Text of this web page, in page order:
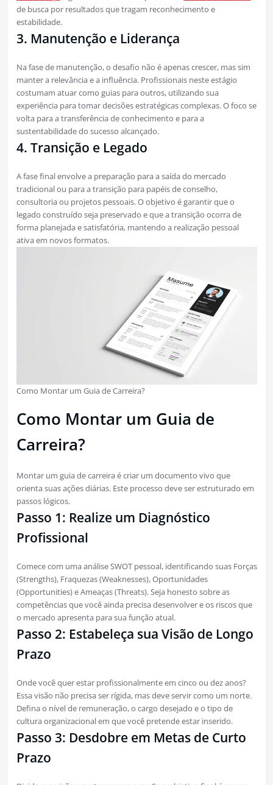
de busca por resultados que tragam reconhecimento e
estabilidade.
3. Manutenção e Liderança
Na fase de manutenção, o desafio não é apenas crescer, mas sim
manter a relevância e a influência. Profissionais neste estágio
costumam atuar como guias para outros, utilizando sua
experiência para tomar decisões estratégicas complexas. O foco se
volta para a transferência de conhecimento e para a
sustentabilidade do sucesso alcançado.
4. Transição e Legado
A fase final envolve a preparação para a saída do mercado
tradicional ou para a transição para papéis de conselho,
consultoria ou projetos pessoais. O objetivo é garantir que o
legado construído seja preservado e que a transição ocorra de
forma planejada e satisfatória, mantendo a realização pessoal
ativa em novos formatos.
Como Montar um Guia de Carreira?
Como Montar um Guia de
Carreira?
Montar um guia de carreira é criar um documento vivo que
orienta suas ações diárias. Este processo deve ser estruturado em
passos lógicos.
Passo 1: Realize um Diagnóstico
Profissional
Comece com uma análise SWOT pessoal, identificando suas Forças
(Strengths), Fraquezas (Weaknesses), Oportunidades
(Opportunities) e Ameaças (Threats). Seja honesto sobre as
competências que você ainda precisa desenvolver e os riscos que
o mercado apresenta para sua função atual.
Passo 2: Estabeleça sua Visão de Longo
Prazo
Onde você quer estar profissionalmente em cinco ou dez anos?
Essa visão não precisa ser rígida, mas deve servir como um norte.
Defina o nível de remuneração, o cargo desejado e o tipo de
cultura organizacional em que você pretende estar inserido.
Passo 3: Desdobre em Metas de Curto
Prazo